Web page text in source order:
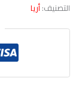
التصنيف:أريا